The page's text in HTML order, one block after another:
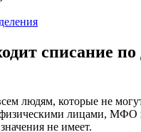
списание по
людям, которые не
физическими лицами, МФО
не имеет.